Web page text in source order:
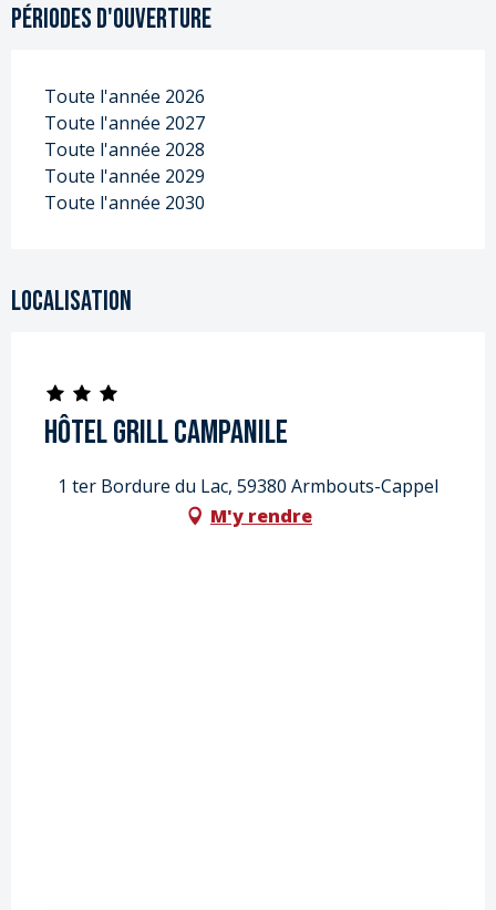
Périodes d'ouverture
Toute l'année 2026
Toute l'année 2027
Toute l'année 2028
Toute l'année 2029
Toute l'année 2030
Localisation
Hôtel Grill Campanile
1 ter Bordure du Lac, 59380 Armbouts-Cappel
M'y rendre